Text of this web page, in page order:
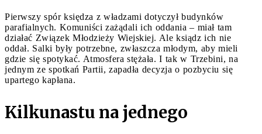
Pierwszy spór księdza z władzami dotyczył budynków
parafialnych. Komuniści zażądali ich oddania – miał tam
działać Związek Młodzieży Wiejskiej. Ale ksiądz ich nie
oddał. Salki były potrzebne, zwłaszcza młodym, aby mieli
gdzie się spotykać. Atmosfera stężała. I tak w Trzebini, na
jednym ze spotkań Partii, zapadła decyzja o pozbyciu się
upartego kapłana.
Kilkunastu na jednego